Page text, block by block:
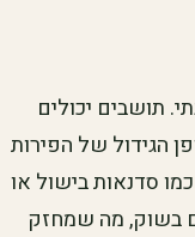
תושבים יכולים
הגידול של הפירות
כמו סדנאות בישול או
בשוק, מה שמחזק